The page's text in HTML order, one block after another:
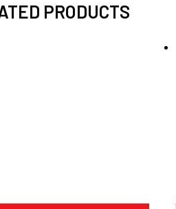
PRODUCTS